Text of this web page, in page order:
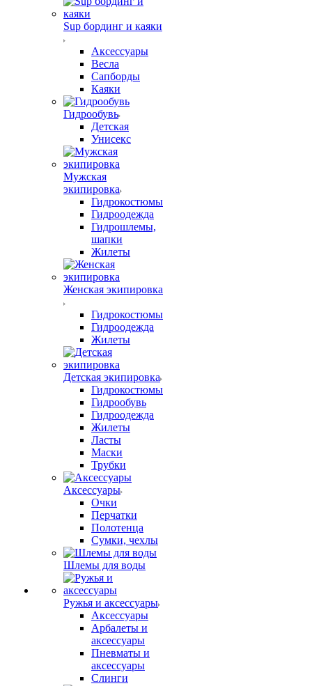
Sup бординг и каяки
Аксессуары
Весла
Сапборды
Каяки
Гидрообувь
Детская
Унисекс
Мужская
экипировка
Гидрокостюмы
Гидроодежда
Гидрошлемы,
шапки
Жилеты
Женская экипировка
Гидрокостюмы
Гидроодежда
Жилеты
Детская экипировка
Гидрокостюмы
Гидрообувь
Гидроодежда
Жилеты
Ласты
Маски
Трубки
Аксессуары
Очки
Перчатки
Полотенца
Сумки, чехлы
Шлемы для воды
Ружья и аксессуары
Аксессуары
Арбалеты и
аксессуары
Пневматы и
аксессуары
Слинги